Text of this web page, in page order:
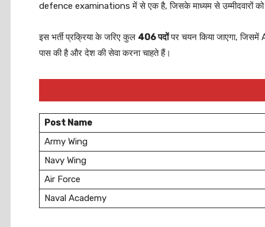
defence examinations में से एक है, जिसके माध्यम से उम्मीदवारों
इस भर्ती प्रक्रिया के जरिए कुल 406 पदोंपर चयन किया जाएगा, जिसमें
पास की है और देश की सेवा करना चाहते हैं।
Post Name
Army Wing
Navy Wing
Air Force
Naval Academy